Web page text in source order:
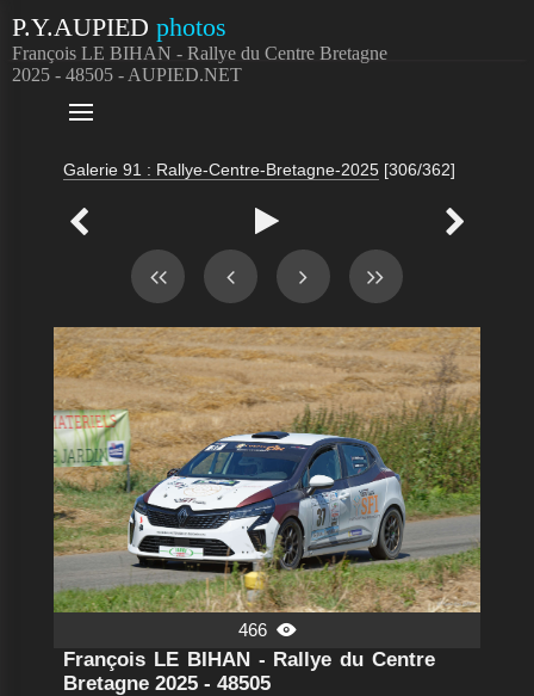
P.Y.AUPIED photos
François LE BIHAN - Rallye du Centre Bretagne
2025 - 48505 - AUPIED.NET

Galerie 91 : Rallye-Centre-Bretagne-2025 [306/362]
  
466 
François LE BIHAN - Rallye du Centre
Bretagne 2025 - 48505